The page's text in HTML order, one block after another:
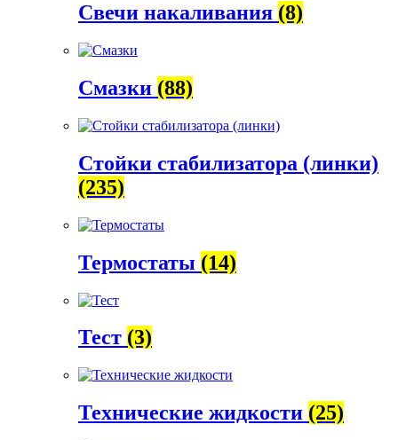
Свечи накаливания (8)
Смазки (88)
Стойки стабилизатора (линки)
(235)
Термостаты (14)
Тест (3)
Технические жидкости (25)